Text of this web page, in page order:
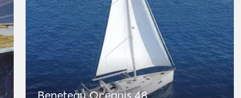
Beneteau Oceanis 48